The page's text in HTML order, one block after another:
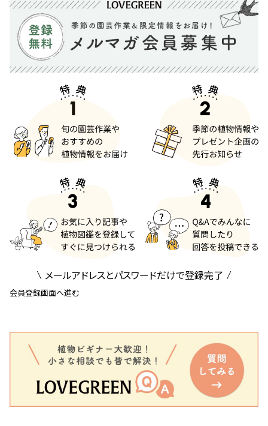
メールアドレスとパスワードだけで登録完了
会員登録画面へ進む